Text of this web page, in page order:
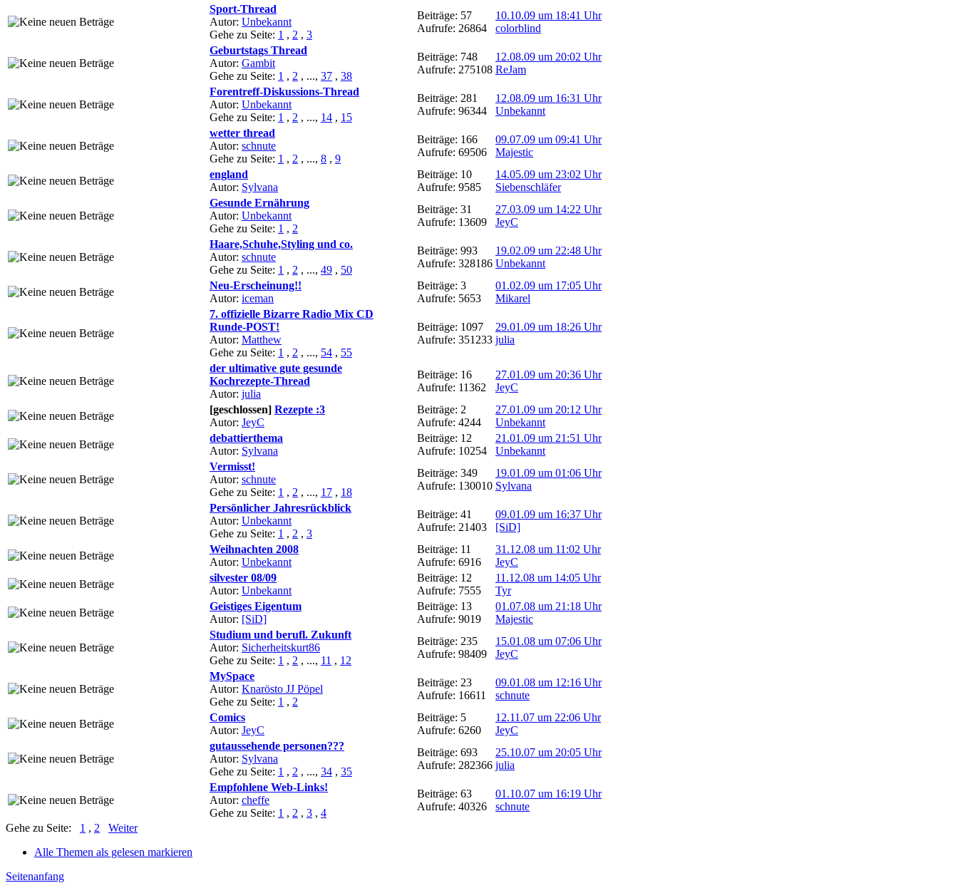
Sport-Thread
Autor: Unbekannt
Gehe zu Seite: 1 , 2 , 3
Beiträge: 57
Aufrufe: 26864
10.10.09 um 18:41 Uhr
colorblind
Geburtstags Thread
Autor: Gambit
Gehe zu Seite: 1 , 2 , ..., 37 , 38
Beiträge: 748
Aufrufe: 275108
12.08.09 um 20:02 Uhr
ReJam
Forentreff-Diskussions-Thread
Autor: Unbekannt
Gehe zu Seite: 1 , 2 , ..., 14 , 15
Beiträge: 281
Aufrufe: 96344
12.08.09 um 16:31 Uhr
Unbekannt
wetter thread
Autor: schnute
Gehe zu Seite: 1 , 2 , ..., 8 , 9
Beiträge: 166
Aufrufe: 69506
09.07.09 um 09:41 Uhr
Majestic
england
Autor: Sylvana
Beiträge: 10
Aufrufe: 9585
14.05.09 um 23:02 Uhr
Siebenschläfer
Gesunde Ernährung
Autor: Unbekannt
Gehe zu Seite: 1 , 2
Beiträge: 31
Aufrufe: 13609
27.03.09 um 14:22 Uhr
JeyC
Haare,Schuhe,Styling und co.
Autor: schnute
Gehe zu Seite: 1 , 2 , ..., 49 , 50
Beiträge: 993
Aufrufe: 328186
19.02.09 um 22:48 Uhr
Unbekannt
Neu-Erscheinung!!
Autor: iceman
Beiträge: 3
Aufrufe: 5653
01.02.09 um 17:05 Uhr
Mikarel
7. offizielle Bizarre Radio Mix CD
Runde-POST!
Autor: Matthew
Gehe zu Seite: 1 , 2 , ..., 54 , 55
Beiträge: 1097
Aufrufe: 351233
29.01.09 um 18:26 Uhr
julia
der ultimative gute gesunde
Kochrezepte-Thread
Autor: julia
Beiträge: 16
Aufrufe: 11362
27.01.09 um 20:36 Uhr
JeyC
[geschlossen] Rezepte :3
Autor: JeyC
Beiträge: 2
Aufrufe: 4244
27.01.09 um 20:12 Uhr
Unbekannt
debattierthema
Autor: Sylvana
Beiträge: 12
Aufrufe: 10254
21.01.09 um 21:51 Uhr
Unbekannt
Vermisst!
Autor: schnute
Gehe zu Seite: 1 , 2 , ..., 17 , 18
Beiträge: 349
Aufrufe: 130010
19.01.09 um 01:06 Uhr
Sylvana
Persönlicher Jahresrückblick
Autor: Unbekannt
Gehe zu Seite: 1 , 2 , 3
Beiträge: 41
Aufrufe: 21403
09.01.09 um 16:37 Uhr
[SiD]
Weihnachten 2008
Autor: Unbekannt
Beiträge: 11
Aufrufe: 6916
31.12.08 um 11:02 Uhr
JeyC
silvester 08/09
Autor: Unbekannt
Beiträge: 12
Aufrufe: 7555
11.12.08 um 14:05 Uhr
Tyr
Geistiges Eigentum
Autor: [SiD]
Beiträge: 13
Aufrufe: 9019
01.07.08 um 21:18 Uhr
Majestic
Studium und berufl. Zukunft
Autor: Sicherheitskurt86
Gehe zu Seite: 1 , 2 , ..., 11 , 12
Beiträge: 235
Aufrufe: 98409
15.01.08 um 07:06 Uhr
JeyC
MySpace
Autor: Knarösto JJ Pöpel
Gehe zu Seite: 1 , 2
Beiträge: 23
Aufrufe: 16611
09.01.08 um 12:16 Uhr
schnute
Comics
Autor: JeyC
Beiträge: 5
Aufrufe: 6260
12.11.07 um 22:06 Uhr
JeyC
gutaussehende personen???
Autor: Sylvana
Gehe zu Seite: 1 , 2 , ..., 34 , 35
Beiträge: 693
Aufrufe: 282366
25.10.07 um 20:05 Uhr
julia
Empfohlene Web-Links!
Autor: cheffe
Gehe zu Seite: 1 , 2 , 3 , 4
Beiträge: 63
Aufrufe: 40326
01.10.07 um 16:19 Uhr
schnute
Gehe zu Seite: 1 , 2
Weiter
Alle Themen als gelesen markieren
Seitenanfang